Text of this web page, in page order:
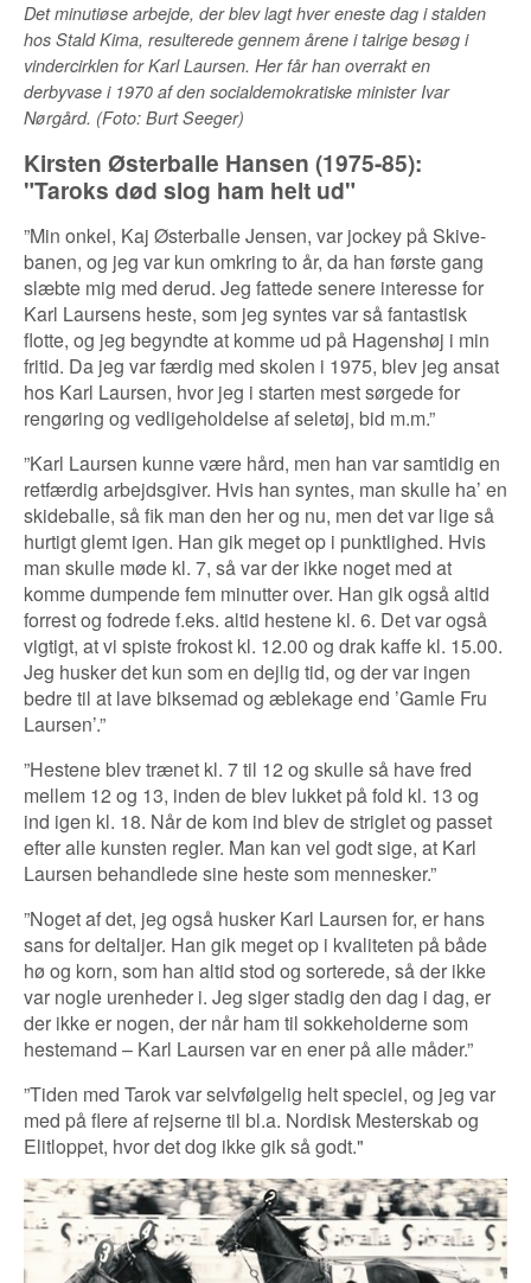
Det minutiøse arbejde, der blev lagt hver eneste dag i stalden
hos Stald Kima, resulterede gennem årene i talrige besøg i
vindercirklen for Karl Laursen. Her får han overrakt en
derbyvase i 1970 af den socialdemokratiske minister Ivar
Nørgård. (Foto: Burt Seeger)
Kirsten Østerballe Hansen (1975-85):
"Taroks død slog ham helt ud"
”Min onkel, Kaj Østerballe Jensen, var jockey på Skive-
banen, og jeg var kun omkring to år, da han første gang
slæbte mig med derud. Jeg fattede senere interesse for
Karl Laursens heste, som jeg syntes var så fantastisk
flotte, og jeg begyndte at komme ud på Hagenshøj i min
fritid. Da jeg var færdig med skolen i 1975, blev jeg ansat
hos Karl Laursen, hvor jeg i starten mest sørgede for
rengøring og vedligeholdelse af seletøj, bid m.m.”
”Karl Laursen kunne være hård, men han var samtidig en
retfærdig arbejdsgiver. Hvis han syntes, man skulle ha’ en
skideballe, så fik man den her og nu, men det var lige så
hurtigt glemt igen. Han gik meget op i punktlighed. Hvis
man skulle møde kl. 7, så var der ikke noget med at
komme dumpende fem minutter over. Han gik også altid
forrest og fodrede f.eks. altid hestene kl. 6. Det var også
vigtigt, at vi spiste frokost kl. 12.00 og drak kaffe kl. 15.00.
Jeg husker det kun som en dejlig tid, og der var ingen
bedre til at lave biksemad og æblekage end ’Gamle Fru
Laursen’.”
”Hestene blev trænet kl. 7 til 12 og skulle så have fred
mellem 12 og 13, inden de blev lukket på fold kl. 13 og
ind igen kl. 18. Når de kom ind blev de striglet og passet
efter alle kunsten regler. Man kan vel godt sige, at Karl
Laursen behandlede sine heste som mennesker.”
”Noget af det, jeg også husker Karl Laursen for, er hans
sans for deltaljer. Han gik meget op i kvaliteten på både
hø og korn, som han altid stod og sorterede, så der ikke
var nogle urenheder i. Jeg siger stadig den dag i dag, er
der ikke er nogen, der når ham til sokkeholderne som
hestemand – Karl Laursen var en ener på alle måder.”
”Tiden med Tarok var selvfølgelig helt speciel, og jeg var
med på flere af rejserne til bl.a. Nordisk Mesterskab og
Elitloppet, hvor det dog ikke gik så godt."